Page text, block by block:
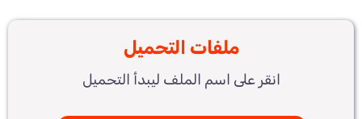
ملفات التحميل
انقر على اسم الملف ليبدأ التحميل